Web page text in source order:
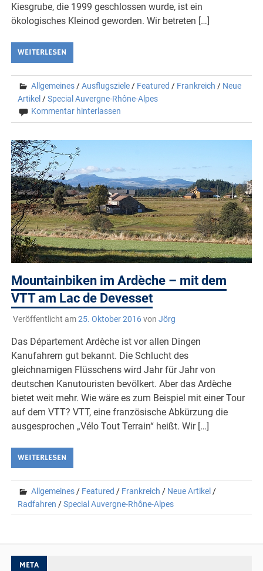
Kiesgrube, die 1999 geschlossen wurde, ist ein
ökologisches Kleinod geworden. Wir betreten […]
WEITERLESEN
Allgemeines /Ausflugsziele / Featured / Frankreich / Neue
Artikel /Special Auvergne-Rhône-Alpes
Kommentar hinterlassen
Mountainbiken im Ardèche – mit dem
VTT am Lac de Devesset
Veröffentlicht am25. Oktober 2016von Jörg
Das Département Ardèche ist vor allen Dingen
Kanufahrern gut bekannt. Die Schlucht des
gleichnamigen Flüsschens wird Jahr für Jahr von
deutschen Kanutouristen bevölkert. Aber das Ardèche
bietet weit mehr. Wie wäre es zum Beispiel mit einer Tour
auf dem VTT? VTT, eine französische Abkürzung die
ausgesprochen „Vélo Tout Terrain“ heißt. Wir […]
WEITERLESEN
Allgemeines / Featured / Frankreich / Neue Artikel /
Radfahren /Special Auvergne-Rhône-Alpes
META